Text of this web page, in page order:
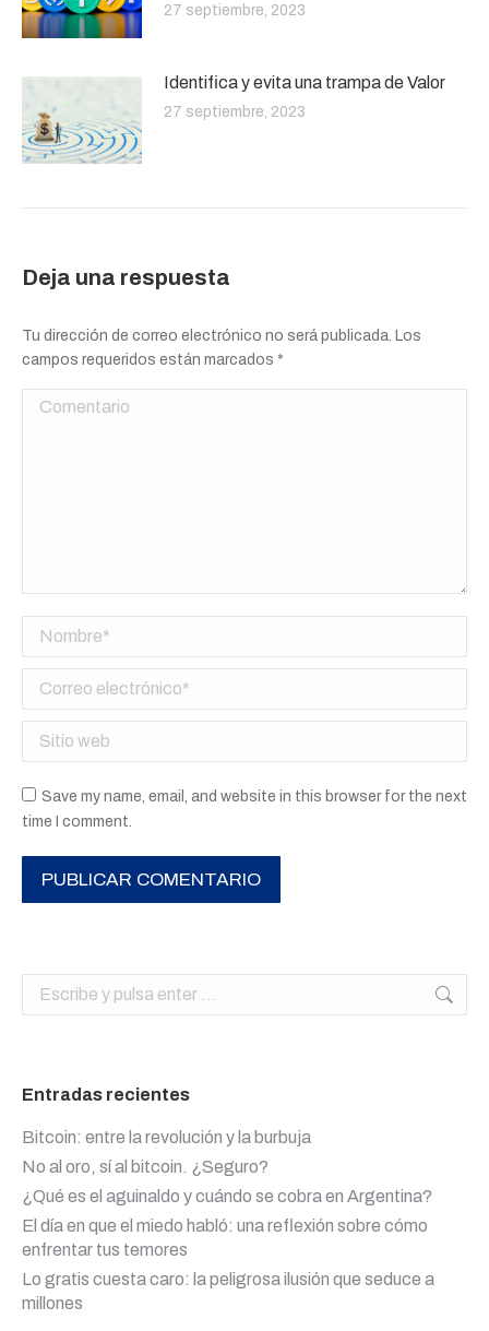
27 septiembre, 2023
Identifica y evita una trampa de Valor
27 septiembre, 2023
Deja una respuesta
Tu dirección de correo electrónico no será publicada. Los
campos requeridos están marcados *
Comentario
Nombre *
Correo electrónico *
Sitio web
Save my name, email, and website in this browser for the next
time I comment.
PUBLICAR COMENTARIO
Buscar:
Entradas recientes
Bitcoin: entre la revolución y la burbuja
No al oro, sí al bitcoin. ¿Seguro?
¿Qué es el aguinaldo y cuándo se cobra en Argentina?
El día en que el miedo habló: una reflexión sobre cómo
enfrentar tus temores
Lo gratis cuesta caro: la peligrosa ilusión que seduce a
millones